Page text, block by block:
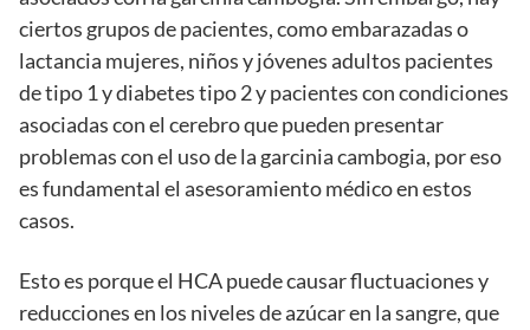
ciertos grupos de pacientes, como embarazadas o
lactancia mujeres, niños y jóvenes adultos pacientes
de tipo 1 y diabetes tipo 2 y pacientes con condiciones
asociadas con el cerebro que pueden presentar
problemas con el uso de la garcinia cambogia, por eso
es fundamental el asesoramiento médico en estos
casos.
Esto es porque el HCA puede causar fluctuaciones y
reducciones en los niveles de azúcar en la sangre, que